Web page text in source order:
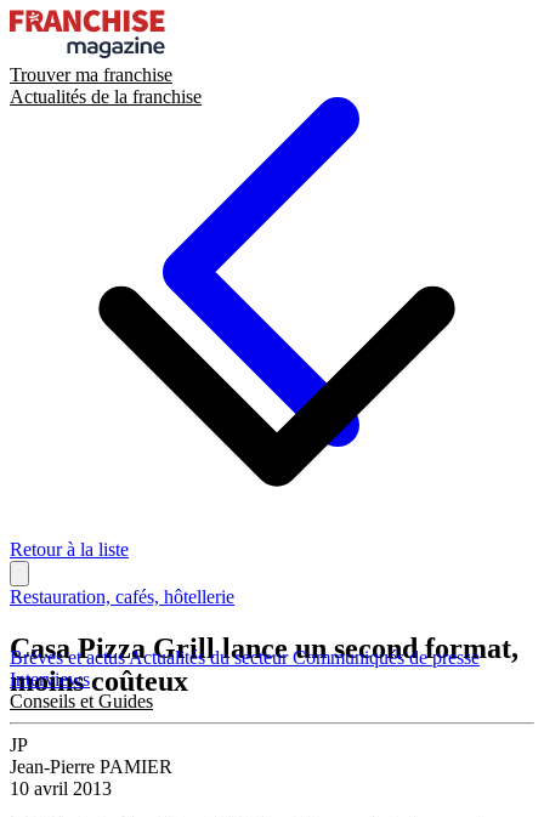
Trouver ma franchise
Actualités de la franchise
Brèves et actusActualités du secteurCommuniqués de presse
Interviews
Conseils et Guides
Retour à la liste
Restauration, cafés, hôtellerie
Casa Pizza Grill lance un second format,
moins coûteux
JP
Jean-Pierre PAMIER
10 avril 2013